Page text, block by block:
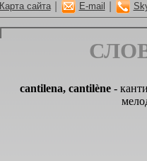
Карта сайта E-mail
cantilena, cantilène-